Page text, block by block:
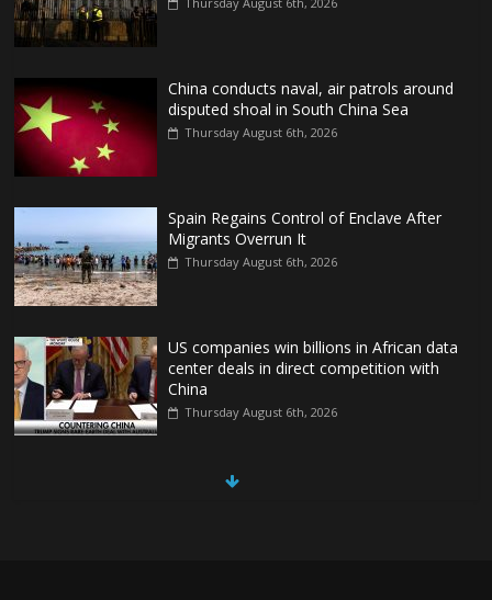
China conducts naval, air patrols around
disputed shoal in South China Sea
Thursday August 6th, 2026
Spain Regains Control of Enclave After
Migrants Overrun It
Thursday August 6th, 2026
US companies win billions in African data
center deals in direct competition with
China
Thursday August 6th, 2026
China, Russia, Iran and North Korea